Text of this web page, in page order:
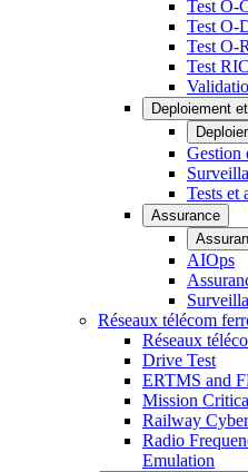
Test O-
Test O-
Test O-
Test RIC
Deploiement
Gestion
Tests et
Assurance
AIOps
Réseaux télécom
Réseaux
Drive Test
ERTMS and
Mission
Railway
Radio
Emulation